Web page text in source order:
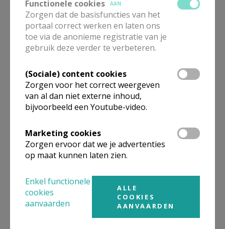
logo_vlaanderen.png
Gepubliceerd door
Kerknet-academie
Meer
Cursus
Functionele cookies AAN
Zorgen dat de basisfuncties van het
portaal correct werken en laten ons
toe via de anonieme registratie van je
gebruik deze verder te verbeteren.
(Sociale) content cookies
Zorgen voor het correct weergeven
van al dan niet externe inhoud,
bijvoorbeeld een Youtube-video.
Marketing cookies
Zorgen ervoor dat we je advertenties
op maat kunnen laten zien.
Enkel functionele
cookies
aanvaarden
ALLE
COOKIES
AANVAARDEN